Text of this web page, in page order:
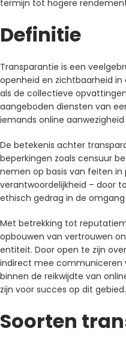
termijn tot hogere
Definitie
Transparantie is een
openheid en zichtbaarheid
als de collectieve
aangeboden diensten van
iemands online
De betekenis achter
beperkingen zoals censuur
nemen op basis van feiten
verantwoordelijkheid – door
ethisch gedrag in de
Met betrekking tot
opbouwen van vertrouwen
entiteit. Door open te zijn
indirect mee communiceren
binnen de reikwijdte van
zijn voor succes op dit gebied.
Soorten